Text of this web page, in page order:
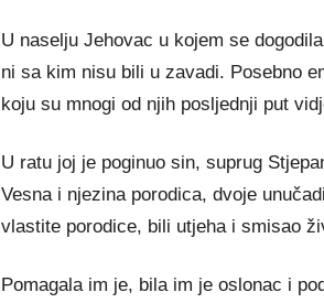
U naselju Jehovac u kojem se
ni sa kim nisu bili u zavadi. Posebno
koju su mnogi od njih posljednji put
U ratu joj je poginuo sin, suprug
Vesna i njezina porodica, dvoje
vlastite porodice, bili utjeha i smisao
Pomagala im je, bila im je oslonac i